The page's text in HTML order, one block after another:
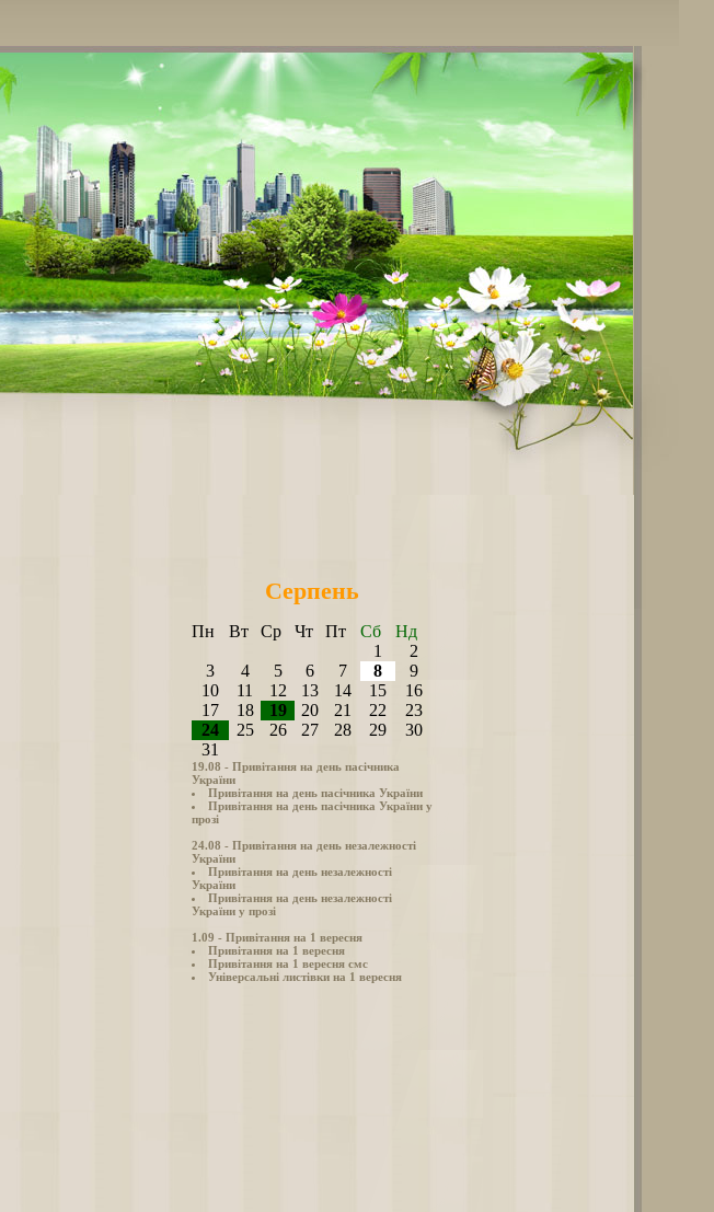
Серпень
Пн Вт Ср Чт Пт Сб
Нд
1
2
3
4 5 6 7 8
9
10
11 12 13 14 15
16
17
18 19 20 21 22
23
24
25 26 27 28 29
30
31
19.08 - Привітання на день пасічника
України
Привітання на день пасічника України
Привітання на день пасічника України у
прозі
24.08 - Привітання на день незалежності
України
Привітання на день незалежності
України
Привітання на день незалежності
України у прозі
1.09 - Привітання на 1 вересня
Привітання на 1 вересня
Привітання на 1 вересня смс
Універсальні листівки на 1 вересня